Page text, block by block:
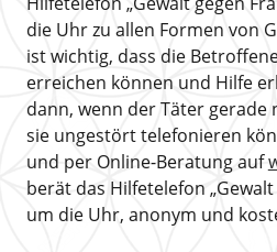
die Uhr zu allen Formen von
ist wichtig, dass die
erreichen können und Hilfe
dann, wenn der Täter gerade
sie ungestört telefonieren
und per Online-Beratung auf
berät das Hilfetelefon
um die Uhr, anonym und